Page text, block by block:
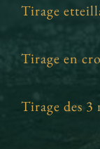
Tirage
Tirage en
Tirage des 3